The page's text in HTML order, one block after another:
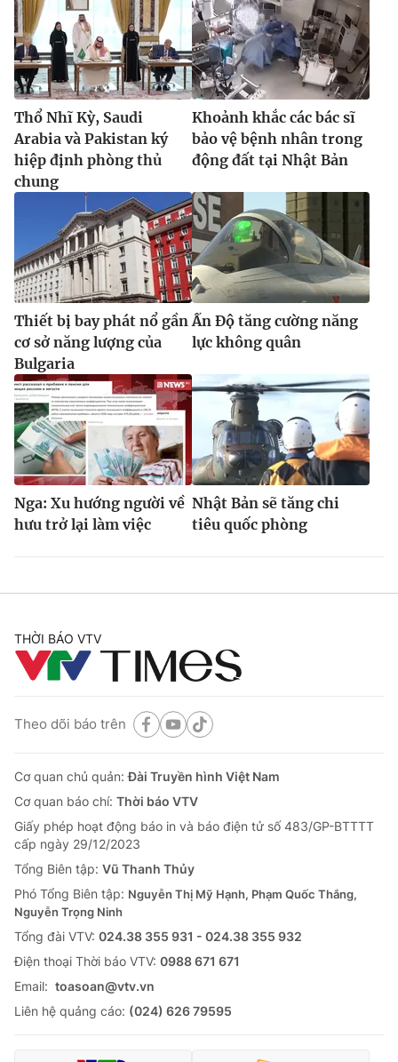
Thổ Nhĩ Kỳ, Saudi
Arabia và Pakistan ký
hiệp định phòng thủ
chung
Khoảnh khắc các bác sĩ
bảo vệ bệnh nhân trong
động đất tại Nhật Bản
Thiết bị bay phát nổ gần
cơ sở năng lượng của
Bulgaria
Ấn Độ tăng cường năng
lực không quân
Nga: Xu hướng người về
hưu trở lại làm việc
Nhật Bản sẽ tăng chi
tiêu quốc phòng
THỜI BÁO VTV
Theo dõi báo trên
Cơ quan chủ quản:Đài Truyền hình Việt Nam
Cơ quan báo chí: Thời báo VTV
Giấy phép hoạt động báo in và báo điện tử số 483/GP-BTTTT
cấp ngày 29/12/2023
Tổng Biên tập: Vũ Thanh Thủy
Phó Tổng Biên tập: Nguyễn Thị Mỹ Hạnh, Phạm Quốc Thắng,
Nguyễn Trọng Ninh
Tổng đài VTV: 024.38 355 931 - 024.38 355 932
Ðiện thoại Thời báo VTV: 0988 671 671
Email: toasoan@vtv.vn
Liên hệ quảng cáo: (024) 626 79595